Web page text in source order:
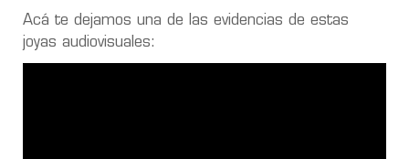
Acá te dejamos una de las evidencias de estas
joyas audiovisuales: